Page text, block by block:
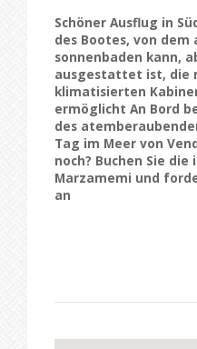
Schöner Ausflug in
des Bootes, von
sonnenbaden kann,
ausgestattet ist, die
klimatisierten
ermöglicht An Bord
des
Tag im Meer von
noch? Buchen Sie die
Marzamemi und
an